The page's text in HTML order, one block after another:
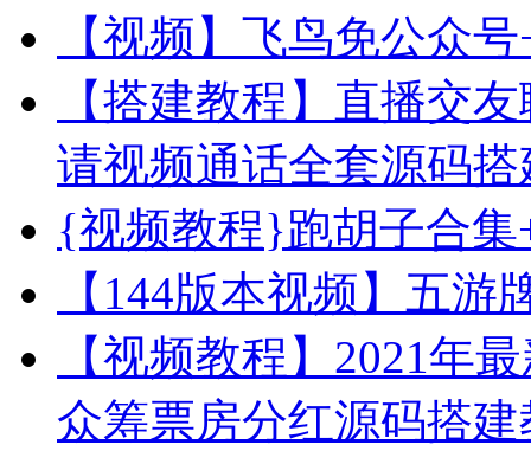
【视频】飞鸟免公众
【搭建教程】直播交
请视频通话全套源码
{视频教程}跑胡子合集
【144版本视频】五游
【视频教程】2021年
众筹票房分红源码搭建